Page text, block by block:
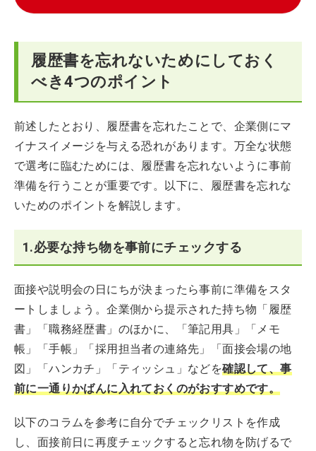
履歴書を忘れないためにしておく
べき4つのポイント
前述したとおり、履歴書を忘れたことで、企業側にマ
イナスイメージを与える恐れがあります。万全な状態
で選考に臨むためには、履歴書を忘れないように事前
準備を行うことが重要です。以下に、履歴書を忘れな
いためのポイントを解説します。
1.必要な持ち物を事前にチェックする
面接や説明会の日にちが決まったら事前に準備をスタ
ートしましょう。企業側から提示された持ち物「履歴
書」「職務経歴書」のほかに、「筆記用具」「メモ
帳」「手帳」「採用担当者の連絡先」「面接会場の地
図」「ハンカチ」「ティッシュ」などを確認して、事
前に一通りかばんに入れておくのがおすすめです。
以下のコラムを参考に自分でチェックリストを作成
し、面接前日に再度チェックすると忘れ物を防げるで